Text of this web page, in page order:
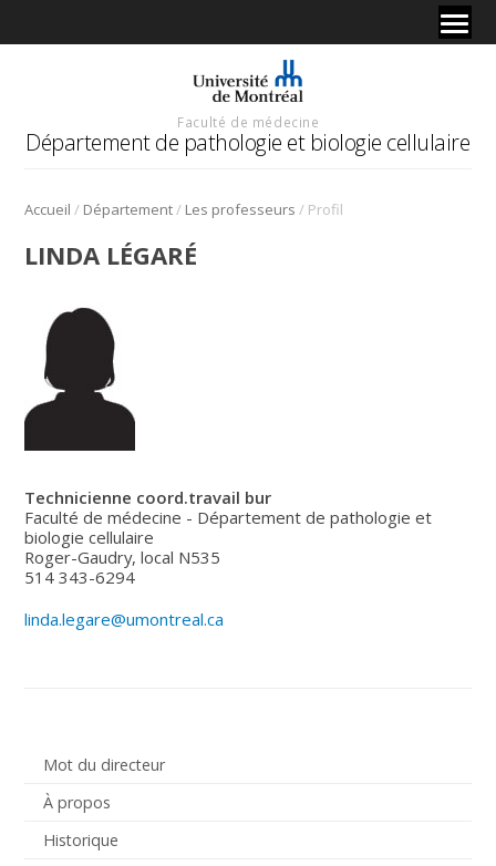
Faculté de médecine
Département de pathologie et biologie cellulaire
Accueil / Département/ Les professeurs / Profil
Mot du directeur
À propos
Historique
LINDA LÉGARÉ
Technicienne coord.travail bur
Faculté de médecine - Département de pathologie et
biologie cellulaire
Roger-Gaudry, local N535
514 343-6294
linda.legare@umontreal.ca